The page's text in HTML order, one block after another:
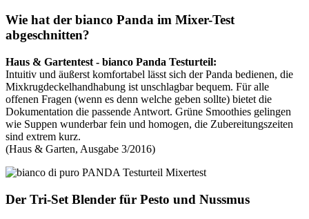
Wie hat der bianco Panda im Mixer-Test
abgeschnitten?
Haus & Gartentest - bianco Panda Testurteil:
Intuitiv und äußerst komfortabel lässt sich der Panda bedienen, die
Mixkrugdeckelhandhabung ist unschlagbar bequem. Für alle
offenen Fragen (wenn es denn welche geben sollte) bietet die
Dokumentation die passende Antwort. Grüne Smoothies gelingen
wie Suppen wunderbar fein und homogen, die Zubereitungszeiten
sind extrem kurz.
(Haus & Garten, Ausgabe 3/2016)
Der Tri-Set Blender für Pesto und Nussmus